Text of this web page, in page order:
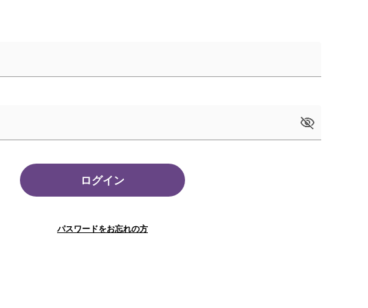
ログイン
パスワードをお忘れの方